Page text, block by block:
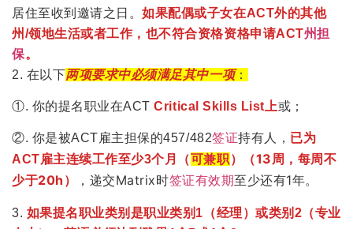
居住至收到邀请之日。如果配偶或子女在ACT外的其他
州/领地生活或者工作，也不符合资格资格申请ACT州担
保。
2. 在以下两项要求中必须满足其中一项：
①. 你的提名职业在ACTCritical Skills List上或；
②. 你是被ACT雇主担保的457/482签证持有人， 已为
ACT雇主连续工作至少3个月（可兼职）（13周，每周不
少于20h）
，递交Matrix时签证有效期至少还有1年。
3. 如果提名职业类别是职业类别1（经理）或类别2（专业